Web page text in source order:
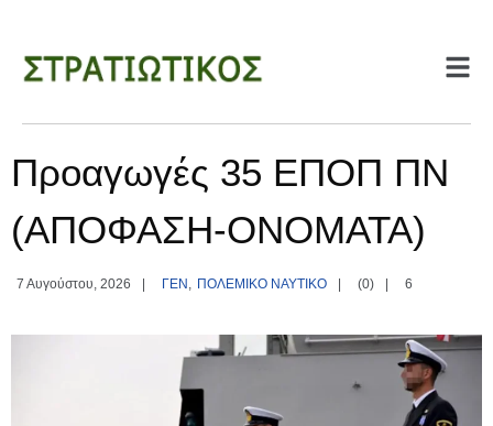
Προαγωγές 35 ΕΠΟΠ ΠΝ
(ΑΠΟΦΑΣΗ-ΟΝΟΜΑΤΑ)
7 Αυγούστου, 2026 ΓΕΝ ΠΟΛΕΜΙΚΟ ΝΑΥΤΙΚΟ (0) 6